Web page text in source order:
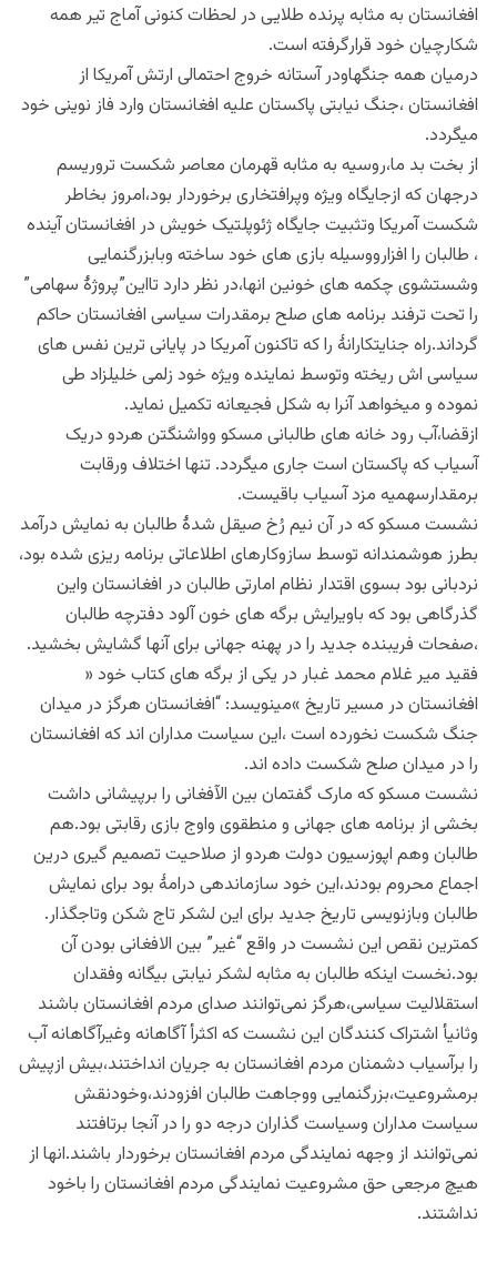
افغانستان به مثابه پرنده طلایی در لحظات کنونی آماج تیر همه
شکارچیان خود قرارگرفته است.
درمیان همه جنگهاودر آستانه خروج احتمالی ارتش آمریکا از
افغانستان ،جنگ نیابتی پاکستان علیه افغانستان وارد فاز نوینی خود
میگردد.
از بخت بد ما،روسیه به مثابه قهرمان معاصر شکست تروریسم
درجهان که ازجایگاه ویژه وپرافتخاری برخوردار بود،امروز بخاطر
شکست آمریکا وتثبیت جایگاه ژئوپلتیک خویش در افغانستان آینده
، طالبان را افزارووسیله بازی های خود ساخته وبابزرگنمایی
وشستشوی چکمه های خونین انها،در نظر دارد تااین”پروژهٔ سهامی”
را تحت ترفند برنامه های صلح برمقدرات سیاسی افغانستان حاکم
گرداند.راه جنایتکارانۀ را که تاکنون آمریکا در پایانی ترین نفس های
سیاسی اش ریخته وتوسط نماینده ویژه خود زلمی خلیلزاد طی
نموده و میخواهد آنرا به شکل فجیعانه تکمیل نماید.
ازقضا،آب رود خانه های طالبانی مسکو وواشنگتن هردو دریک
آسیاب که پاکستان است جاری میگردد. تنها اختلاف ورقابت
برمقدارسهمیه مزد آسیاب باقیست.
نشست مسکو که در آن نیم رُخ صیقل شدهٔ طالبان به نمایش درآمد
بطرز هوشمندانه توسط سازوکارهای اطلاعاتی برنامه ریزی شده بود،
نردبانی بود بسوی اقتدار نظام امارتی طالبان‌ در افغانستان واین
گذرگاهی بود که باویرایش برگه های خون آلود دفترچه طالبان
،صفحات فریبنده جدید را در پهنه جهانی برای آنها گشایش بخشید.
فقید میر غلام محمد غبار در یکی از برگه های کتاب خود «
افغانستان در مسیر تاریخ »مینویسد: “افغانستان هرگز در میدان
جنگ شکست نخورده است ،این سیاست مداران اند که افغانستان
را در میدان صلح شکست داده اند.
نشست مسکو که مارک گفتمان بین الآفغانی را برپیشانی داشت
بخشی از برنامه های جهانی و منطقوی واوج بازی رقابتی بود.هم
طالبان وهم اپوزسیون دولت هردو از صلاحیت تصمیم گیری درین
اجماع محروم بودند،این خود سازماندهی درامهٔ بود برای نمایش
طالبان وبازنویسی تاریخ جدید برای این لشکر تاج شکن وتاجگذار.
کمترین نقص این نشست در واقع “غیر” بین الافغانی بودن آن
بود.نخست اینکه طالبان به مثابه لشکر نیابتی بیگانه وفقدان
استقلالیت سیاسی،هرگز نمی‌توانند صدای مردم افغانستان باشند
وثانیأ اشتراک کنندگان این نشست که اکثرأ آگاهانه وغیرآگاهانه آب
را برآسیاب دشمنان مردم افغانستان به جریان انداختند،بیش ازپیش
برمشروعیت،بزرگنمایی ووجاهت طالبان افزودند،وخودنقش
سیاست مداران وسیاست گذاران درجه دو را در آنجا برتافتند
نمی‌توانند از وجهه نمایندگی مردم افغانستان برخوردار باشند.انها از
هیچ مرجعی حق مشروعیت نمایندگی مردم افغانستان را باخود
نداشتند.